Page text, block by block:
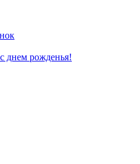
днем рожденья!